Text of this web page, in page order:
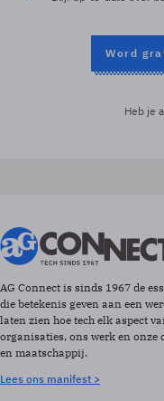
Word
Heb je
AG Connect is sinds 1967 de
die betekenis geven aan een
laten zien hoe tech elk aspect
organisaties, ons werk en onze
en maatschappij.
Lees ons manifest >